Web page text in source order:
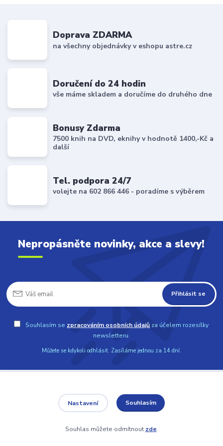
Doprava ZDARMA
na všechny objednávky v eshopu astre.cz
Doručení do 24 hodin
vše máme skladem a doručíme do druhého dne
Bonusy Zdarma
7500 knih na DVD, eknihy v hodnotě 1400,-Kč a
další
Tel. podpora 24/7
volejte na 602 866 446 - poradíme s výběrem
Nepropásněte novinky, akce a slevy!
Přihlásit se
Souhlasím se zpracováním osobních údajů za účelem rozesílky
newsletteru.
Můžete se kdykoli odhlásit. Zasíláme jednou za 14 dní.
Informace pro zákazníky
Nastavení Souhlasím
Souhlas můžete odmítnout zde.